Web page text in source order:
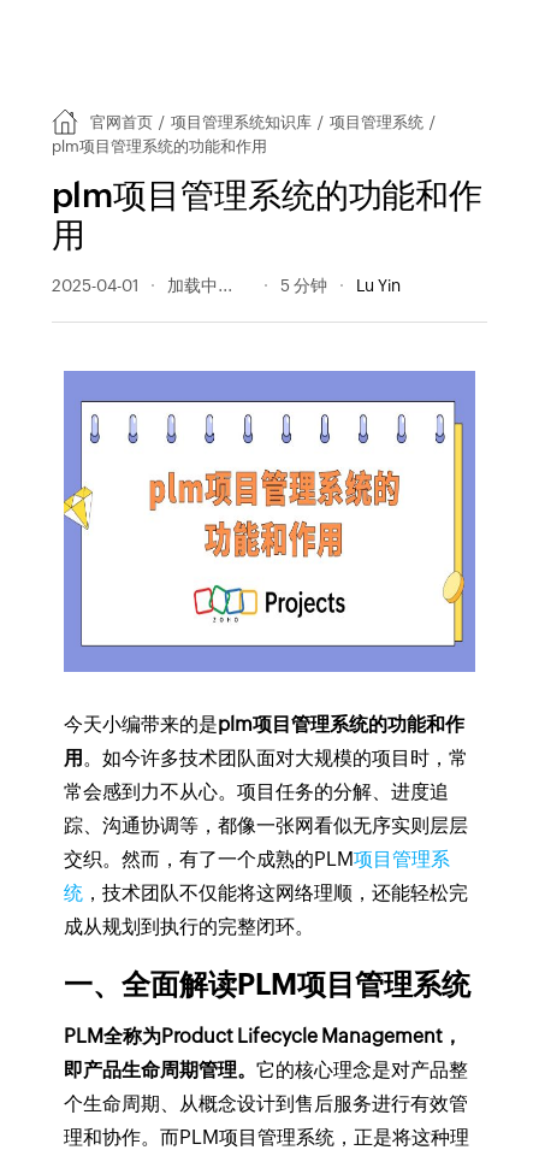
官网首页 / 项目管理系统知识库 / 项目管理系统 /
plm项目管理系统的功能和作用
plm项目管理系统的功能和作
用
2025-04-01 250 阅读量 5 分钟 Lu Yin
今天小编带来的是plm项目管理系统的功能和作
用 。如今许多技术团队面对大规模的项目时，常
常会感到力不从心。项目任务的分解、进度追
踪、沟通协调等，都像一张网看似无序实则层层
交织。然而，有了一个成熟的PLM项目管理系
统，技术团队不仅能将这网络理顺，还能轻松完
成从规划到执行的完整闭环。
一、全面解读PLM项目管理系统
PLM全称为Product Lifecycle Management，
即产品生命周期管理。 它的核心理念是对产品整
个生命周期、从概念设计到售后服务进行有效管
理和协作。而PLM项目管理系统，正是将这种理